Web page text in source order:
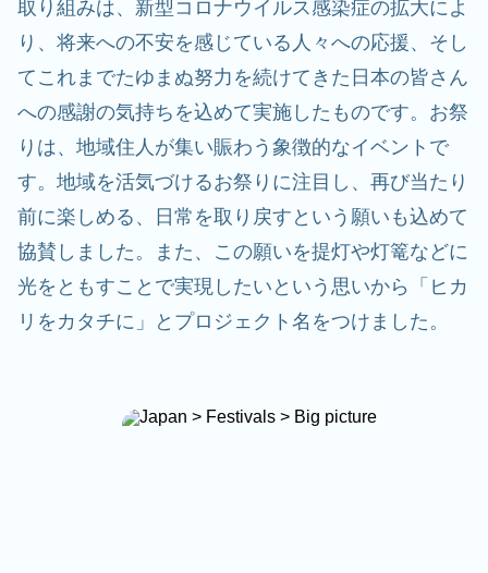
取り組みは、新型コロナウイルス感染症の拡大によ
り、将来への不安を感じている人々への応援、そし
てこれまでたゆまぬ努力を続けてきた日本の皆さん
への感謝の気持ちを込めて実施したものです。お祭
りは、地域住人が集い賑わう象徴的なイベントで
す。地域を活気づけるお祭りに注目し、再び当たり
前に楽しめる、日常を取り戻すという願いも込めて
協賛しました。また、この願いを提灯や灯篭などに
光をともすことで実現したいという思いから「ヒカ
リをカタチに」とプロジェクト名をつけました。